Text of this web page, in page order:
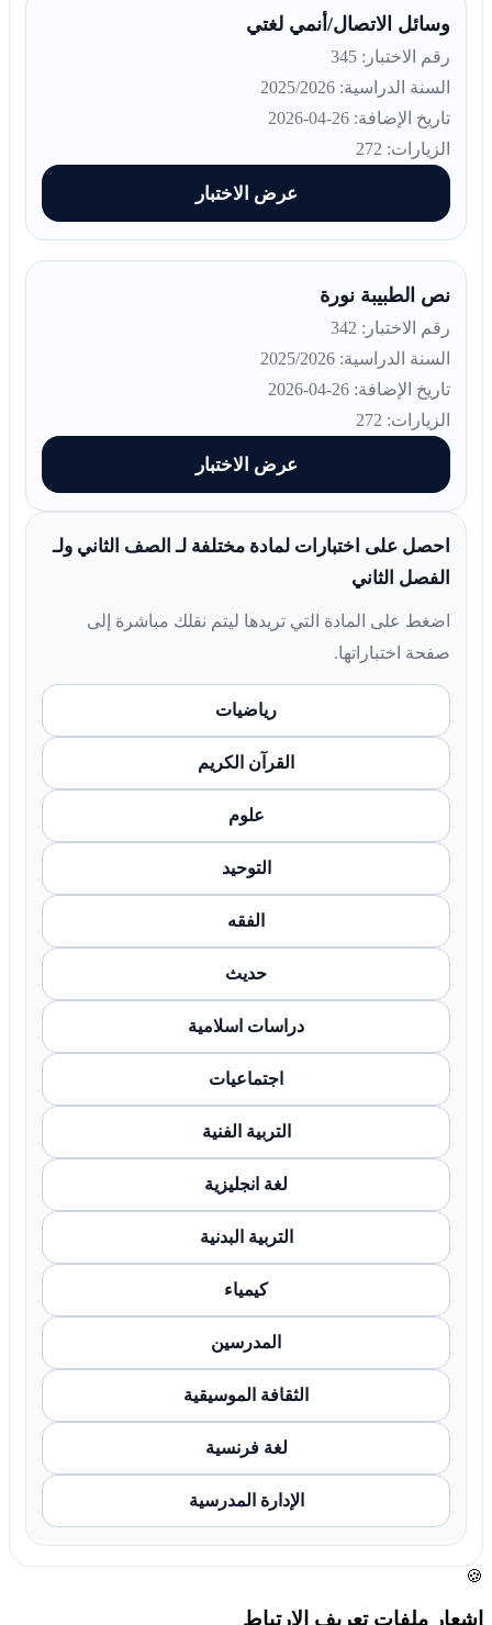
وسائل الاتصال/أنمي لغتي
رقم الاختبار: 345
السنة الدراسية: 2025/2026
تاريخ الإضافة: 26-04-2026
الزيارات: 272
عرض الاختبار
نص الطبيبة نورة
رقم الاختبار: 342
السنة الدراسية: 2025/2026
تاريخ الإضافة: 26-04-2026
الزيارات: 272
عرض الاختبار
احصل على اختبارات لمادة مختلفة لـ الصف الثاني ولـ
الفصل الثاني
اضغط على المادة التي تريدها ليتم نقلك مباشرة إلى
صفحة اختباراتها.
رياضيات
القرآن الكريم
علوم
التوحيد
الفقه
حديث
دراسات اسلامية
اجتماعيات
التربية الفنية
لغة انجليزية
التربية البدنية
كيمياء
المدرسين
الثقافة الموسيقية
لغة فرنسية
الإدارة المدرسية
🍪
إشعار ملفات تعريف الارتباط